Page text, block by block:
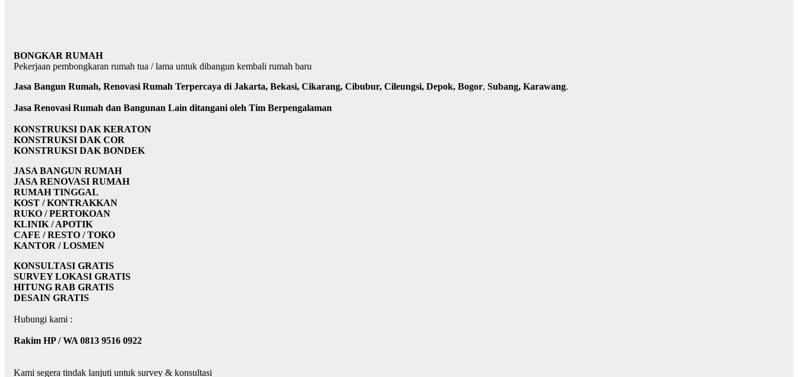
BONGKAR RUMAH
Pekerjaan pembongkaran rumah tua / lama untuk dibangun kembali rumah baru
Jasa Bangun Rumah, Renovasi Rumah Terpercaya di Jakarta, Bekasi, Cikarang, Cibubur, Cileungsi, Depok, Bogor, Subang, Karawang.
Jasa Renovasi Rumah dan Bangunan Lain ditangani oleh Tim Berpengalaman
KONSTRUKSI DAK KERATON
KONSTRUKSI DAK COR
KONSTRUKSI DAK BONDEK
JASA BANGUN RUMAH
JASA RENOVASI RUMAH
RUMAH TINGGAL
KOST / KONTRAKKAN
RUKO / PERTOKOAN
KLINIK / APOTIK
CAFE / RESTO / TOKO
KANTOR / LOSMEN
KONSULTASI GRATIS
SURVEY LOKASI GRATIS
HITUNG RAB GRATIS
DESAIN GRATIS
Hubungi kami :
Rakim HP / WA 0813 9516 0922
Kami segera tindak lanjuti untuk survey & konsultasi